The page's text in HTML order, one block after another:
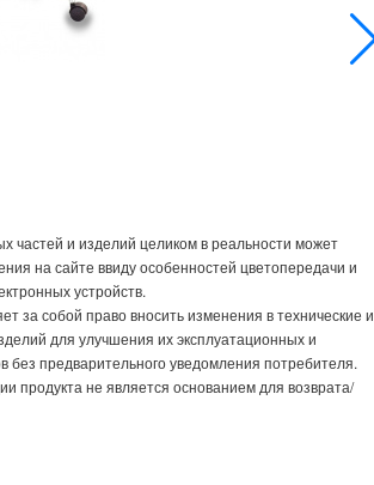
частей и изделий целиком в реальности может
на сайте ввиду особенностей цветопередачи и
устройств.
за собой право вносить изменения в технические и
для улучшения их эксплуатационных и
без предварительного уведомления потребителя.
продукта не является основанием для возврата/